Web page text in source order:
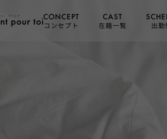
CONCEPT
コンセプト
CAST
在籍一覧 出勤